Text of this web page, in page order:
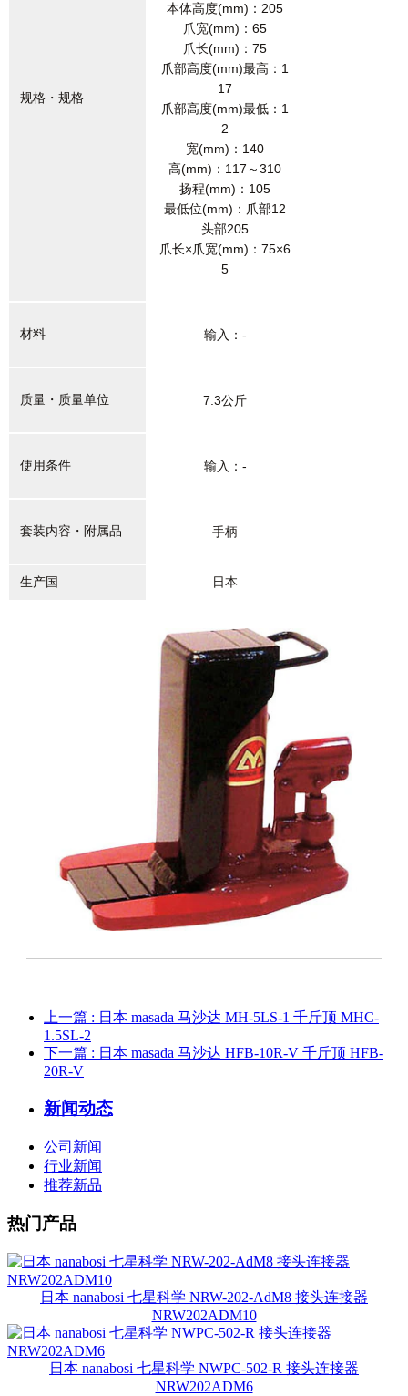
规格・规格
本体高度(mm)：205
爪宽(mm)：65
爪长(mm)：75
爪部高度(mm)最高：1
17
爪部高度(mm)最低：1
2
宽(mm)：140
高(mm)：117～310
扬程(mm)：105
最低位(mm)：爪部12
头部205
爪长×爪宽(mm)：75×6
5
材料 输入：-
质量・质量单位 7.3公斤
使用条件 输入：-
套装内容・附属品 手柄
生产国 日本
上一篇 : 日本 masada 马沙达 MH-5LS-1 千斤顶 MHC-
1.5SL-2
下一篇 : 日本 masada 马沙达 HFB-10R-V 千斤顶 HFB-
20R-V
新闻动态
公司新闻
行业新闻
推荐新品
热门产品
日本 nanabosi 七星科学 NRW-202-AdM8 接头连接器
NRW202ADM10
日本 nanabosi 七星科学 NWPC-502-R 接头连接器
NRW202ADM6